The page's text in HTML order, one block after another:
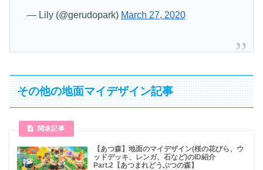
— Lily (@gerudopark) March 27, 2020
その他の地面マイデザイン記事
【あつ森】地面のマイデザイン(桜の花びら、ウ
ッドデッキ、レンガ、石など)のID紹介
Part.2【あつまれどうぶつの森】